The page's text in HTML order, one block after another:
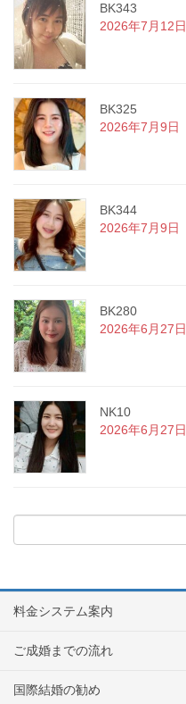
BK343
2026年7月12日
BK325
2026年7月9日
BK344
2026年7月9日
BK280
2026年6月27日
NK10
2026年6月27日
料金システム案内
ご成婚までの流れ
国際結婚の勧め